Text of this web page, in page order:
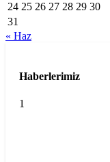
24 25 26 27 28 29 30
31
« Haz
Haberlerimiz
1